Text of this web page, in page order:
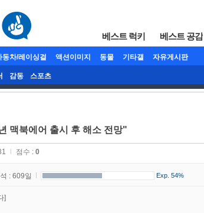
베스트 럭키 베스트 공감
동차/레이싱걸 액션이미지 동물 기타갤 자유게시판
감동 스포츠
맥북에어 출시 후 해소 전망"
점수 : 0
: 609일 Exp. 54%
]